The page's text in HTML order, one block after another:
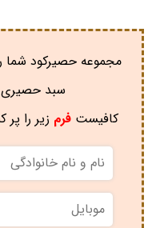
مجموعه حصیرکود شما
سبد حصیری
کافیستفرم زیر را
نام
و
نام
خانوادگی
موبایل